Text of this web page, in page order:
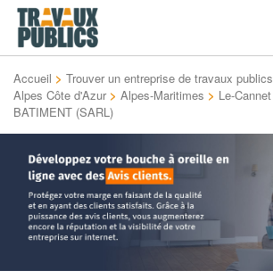
Accueil > Trouver un entreprise de travaux publics
Alpes Côte d'Azur > Alpes-Maritimes > Le-Cannet
BATIMENT (SARL)